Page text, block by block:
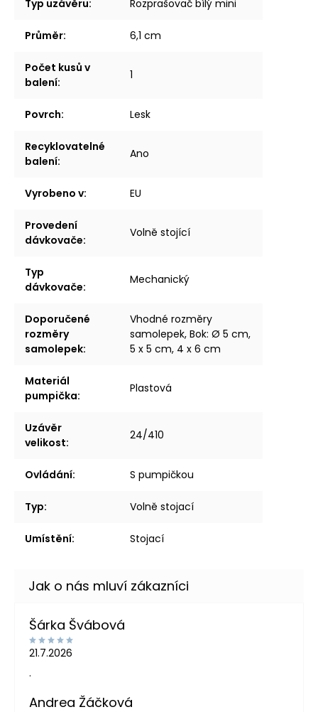
Typ uzávěru: Rozprašovač bílý mini
Průměr: 6,1 cm
Počet kusů v
balení:
1
Povrch: Lesk
Recyklovatelné
balení:
Ano
Vyrobeno v: EU
Provedení
dávkovače:
Volně stojící
Typ
dávkovače:
Mechanický
Doporučené
rozměry
samolepek:
Vhodné rozměry
samolepek, Bok: Ø 5 cm,
5 x 5 cm, 4 x 6 cm
Materiál
pumpička:
Plastová
Uzávěr
velikost:
24/410
Ovládání: S pumpičkou
Typ: Volně stojací
Umístění: Stojací
Šárka Švábová
21.7.2026
.
Andrea Žáčková